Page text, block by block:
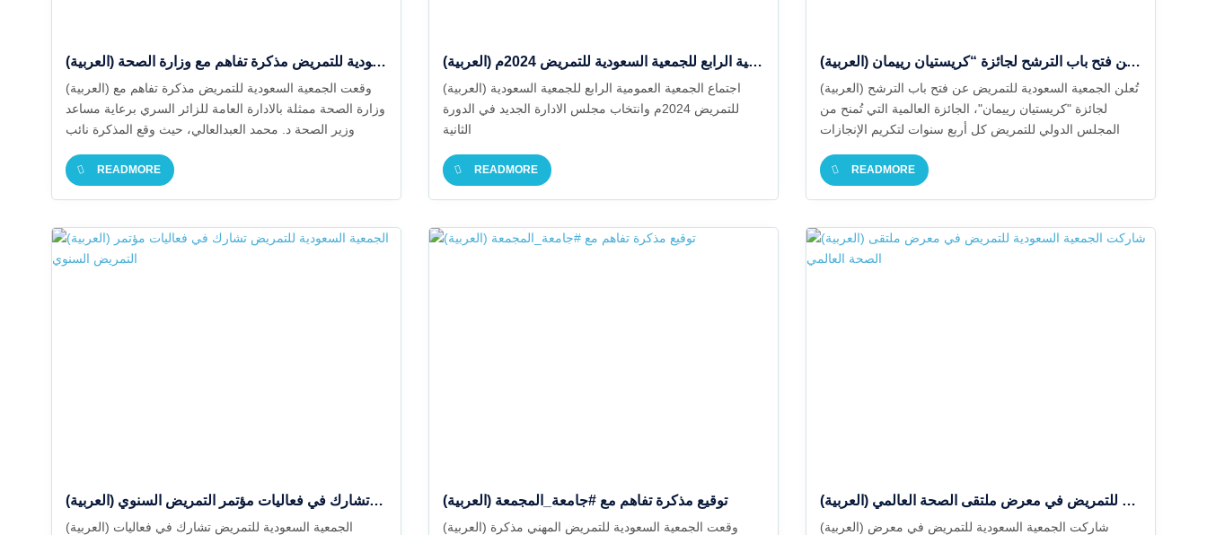
(العربية) وقعت الجمعية السعودية للتمريض مذكرة تفاهم مع وزارة الصحة
(العربية) وقعت الجمعية السعودية للتمريض مذكرة تفاهم مع
وزارة الصحة ممثلة بالادارة العامة للزائر السري برعاية مساعد
وزير الصحة د. محمد العبدالعالي، حيث وقع المذكرة نائب
السري د. بركة الشملان
READMORE
(العربية) اجتماع الجمعية العمومية الرابع للجمعية السعودية للتمريض 2024م
(العربية) اجتماع الجمعية العمومية الرابع للجمعية السعودية
للتمريض 2024م وانتخاب مجلس الادارة الجديد في الدورة
الثانية
READMORE
(العربية) تُعلن الجمعية السعودية للتمريض عن فتح باب الترشح لجائزة “كريستيان رييمان”
(العربية) تُعلن الجمعية السعودية للتمريض عن فتح باب الترشح
لجائزة "كريستيان رييمان"، الجائزة العالمية التي تُمنح من
المجلس الدولي للتمريض كل أربع سنوات لتكريم الإنجازات
READMORE
(العربية) الجمعية السعودية للتمريض تشارك في فعاليات مؤتمر التمريض السنوي
(العربية) الجمعية السعودية للتمريض تشارك في فعاليات
(العربية) توقيع مذكرة تفاهم مع #جامعة_المجمعة
(العربية) وقعت الجمعية السعودية للتمريض المهني مذكرة
(العربية) شاركت الجمعية السعودية للتمريض في معرض ملتقى الصحة العالمي
(العربية) شاركت الجمعية السعودية للتمريض في معرض